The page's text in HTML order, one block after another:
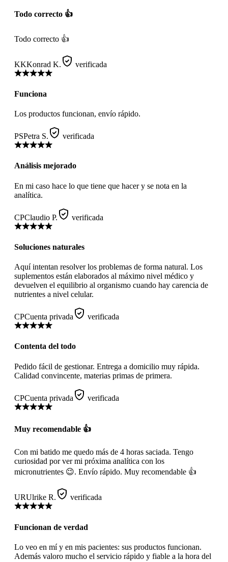
Todo correcto 👍
Todo correcto 👍
KKKonrad K. verificada
Funciona
Los productos funcionan, envío rápido.
PSPetra S. verificada
Análisis mejorado
En mi caso hace lo que tiene que hacer y se nota en la
analítica.
CPClaudio P. verificada
Soluciones naturales
Aquí intentan resolver los problemas de forma natural. Los
suplementos están elaborados al máximo nivel médico y
devuelven el equilibrio al organismo cuando hay carencia de
nutrientes a nivel celular.
CPCuenta privada verificada
Contenta del todo
Pedido fácil de gestionar. Entrega a domicilio muy rápida.
Calidad convincente, materias primas de primera.
CPCuenta privada verificada
Muy recomendable 👍
Con mi batido me quedo más de 4 horas saciada. Tengo
curiosidad por ver mi próxima analítica con los
micronutrientes 😉. Envío rápido. Muy recomendable 👍
URUlrike R. verificada
Funcionan de verdad
Lo veo en mí y en mis pacientes: sus productos funcionan.
Además valoro mucho el servicio rápido y fiable a la hora del